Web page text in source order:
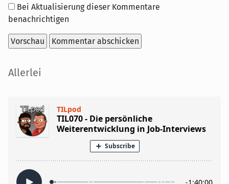
Optionen
Bei Aktualisierung dieser Kommentare
benachrichtigen
Seitenleiste
Allerlei